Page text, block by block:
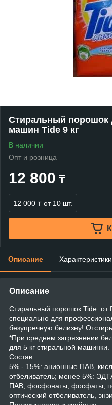
Стиральный порошок
машин Tide 9 кг
В наличии
Опт и розница
12 800 ₸
12 000 ₸ от 10 шт.
Описание Характеристики
Описание
Стиральный порошок Tide от
специально для
безупречную белизну!
*При среднем загрязнении
для 5 кг стиральной машинки.
Состав
5% - 15%: анионные ПАВ,
отбеливатель; менее 5%:
ПАВ, фосфонаты, фосфаты;
оптический отбеливатель,